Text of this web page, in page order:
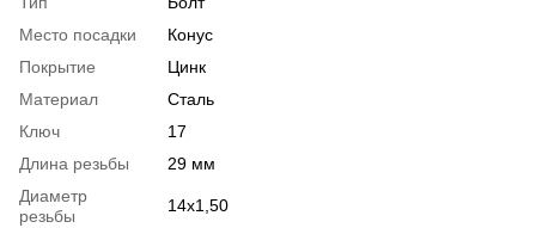
Место посадки
Конус
Покрытие
Цинк
Материал
Сталь
Ключ
17
Длина резьбы
29 мм
Диаметр
резьбы
14x1,50